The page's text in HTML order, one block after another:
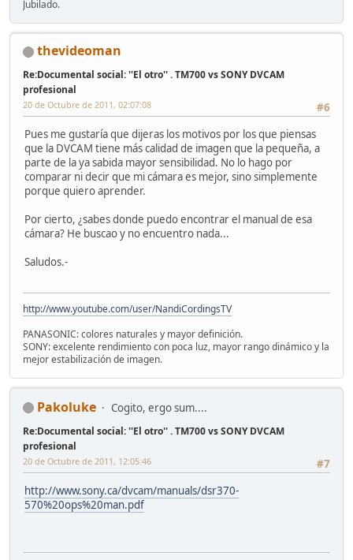
Jubilado.
thevideoman
Re:Documental social: ''El otro'' . TM700 vs SONY DVCAM
profesional
#6
20 de Octubre de 2011, 02:07:08
Pues me gustaría que dijeras los motivos por los que piensas
que la DVCAM tiene más calidad de imagen que la pequeña, a
parte de la ya sabida mayor sensibilidad. No lo hago por
comparar ni decir que mi cámara es mejor, sino simplemente
porque quiero aprender.
Por cierto, ¿sabes donde puedo encontrar el manual de esa
cámara? He buscao y no encuentro nada...
Saludos.-
http://www.youtube.com/user/NandiCordingsTV
PANASONIC: colores naturales y mayor definición.
SONY: excelente rendimiento con poca luz, mayor rango dinámico y la
mejor estabilización de imagen.
Pakoluke Cogito, ergo sum....
Re:Documental social: ''El otro'' . TM700 vs SONY DVCAM
profesional
#7
20 de Octubre de 2011, 12:05:46
http://www.sony.ca/dvcam/manuals/dsr370-
570%20ops%20man.pdf